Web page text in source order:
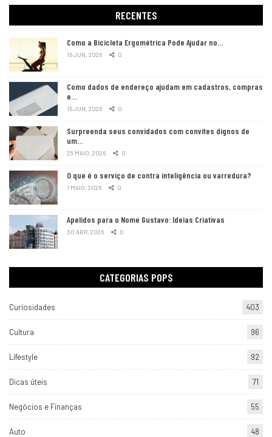
RECENTES
Como a Bicicleta Ergométrica Pode Ajudar no…
16 JUN, 2026 0
Como dados de endereço ajudam em cadastros, compras
e…
16 JUN, 2026 0
Surpreenda seus convidados com convites dignos de
um…
25 MAIO, 2026 0
O que é o serviço de contra inteligência ou varredura?
1 MAIO, 2026 0
Apelidos para o Nome Gustavo: Ideias Criativas
30 ABR, 2026 0
CATEGORIAS POPS
Curiosidades 403
Cultura 96
Lifestyle 92
Dicas úteis 71
Negócios e Finanças 55
Auto 48